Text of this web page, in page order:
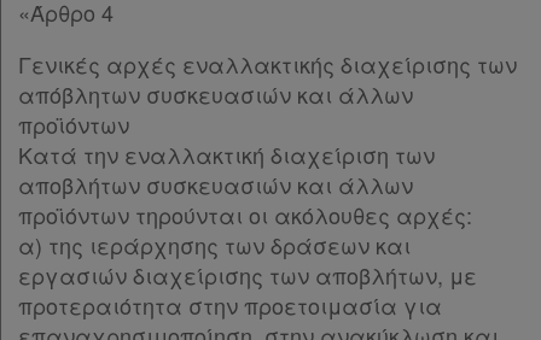
«Άρθρο 4
Γενικές αρχές εναλλακτικής διαχείρισης των
απόβλητων συσκευασιών και άλλων
προϊόντων
Κατά την εναλλακτική διαχείριση των
αποβλήτων συσκευασιών και άλλων
προϊόντων τηρούνται οι ακόλουθες αρχές:
α) της ιεράρχησης των δράσεων και
εργασιών διαχείρισης των αποβλήτων, με
προτεραιότητα στην προετοιμασία για